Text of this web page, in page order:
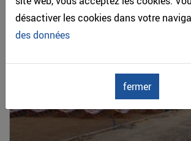
désactiver les cookies dans votre
des données
fermer